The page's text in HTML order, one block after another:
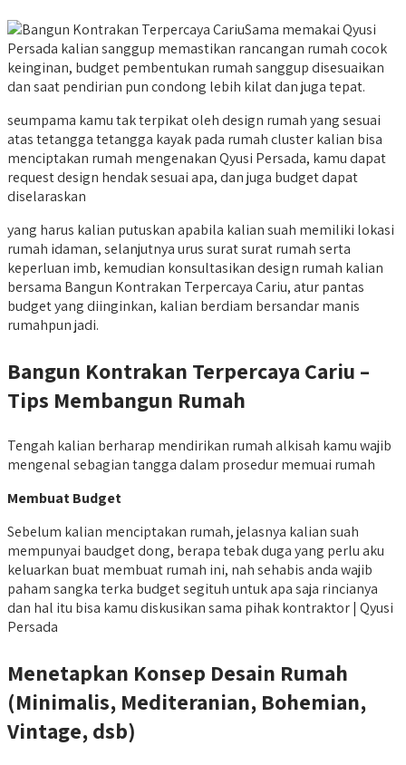
Sama memakai Qyusi
Persada kalian sanggup memastikan rancangan rumah cocok
keinginan, budget pembentukan rumah sanggup disesuaikan
dan saat pendirian pun condong lebih kilat dan juga tepat.
seumpama kamu tak terpikat oleh design rumah yang sesuai
atas tetangga tetangga kayak pada rumah cluster kalian bisa
menciptakan rumah mengenakan Qyusi Persada, kamu dapat
request design hendak sesuai apa, dan juga budget dapat
diselaraskan
yang harus kalian putuskan apabila kalian suah memiliki lokasi
rumah idaman, selanjutnya urus surat surat rumah serta
keperluan imb, kemudian konsultasikan design rumah kalian
bersama Bangun Kontrakan Terpercaya Cariu, atur pantas
budget yang diinginkan, kalian berdiam bersandar manis
rumahpun jadi.
Bangun Kontrakan Terpercaya Cariu –
Tips Membangun Rumah
Tengah kalian berharap mendirikan rumah alkisah kamu wajib
mengenal sebagian tangga dalam prosedur memuai rumah
Membuat Budget
Sebelum kalian menciptakan rumah, jelasnya kalian suah
mempunyai baudget dong, berapa tebak duga yang perlu aku
keluarkan buat membuat rumah ini, nah sehabis anda wajib
paham sangka terka budget segituh untuk apa saja rincianya
dan hal itu bisa kamu diskusikan sama pihak kontraktor | Qyusi
Persada
Menetapkan Konsep Desain Rumah
(Minimalis, Mediteranian, Bohemian,
Vintage, dsb)